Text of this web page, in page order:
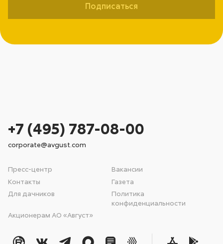
Подписаться
Пресс-центр
Вакансии
Контакты
Газета
Для дачников
Политика
конфиденциальности
Акционерам АО «Август»
+7 (495) 787-08-00
corporate@avgust.com